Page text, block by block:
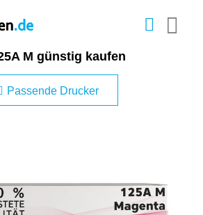
M günstig kaufen
Passende Drucker